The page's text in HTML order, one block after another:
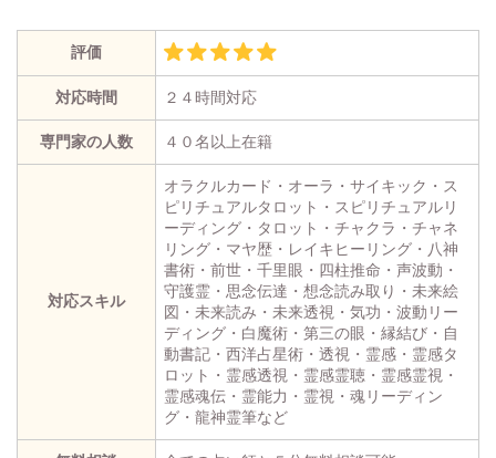
評価
対応時間 ２４時間対応
専門家の人数 ４０名以上在籍
対応スキル
オラクルカード・オーラ・サイキック・ス
ピリチュアルタロット・スピリチュアルリ
ーディング・タロット・チャクラ・チャネ
リング・マヤ歴・レイキヒーリング・八神
書術・前世・千里眼・四柱推命・声波動・
守護霊・思念伝達・想念読み取り・未来絵
図・未来読み・未来透視・気功・波動リー
ディング・白魔術・第三の眼・縁結び・自
動書記・西洋占星術・透視・霊感・霊感タ
ロット・霊感透視・霊感霊聴・霊感霊視・
霊感魂伝・霊能力・霊視・魂リーディン
グ・龍神霊筆など